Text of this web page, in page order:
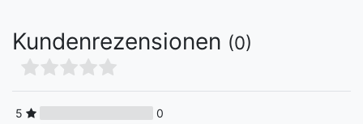
Kundenrezensionen (0)
5
0